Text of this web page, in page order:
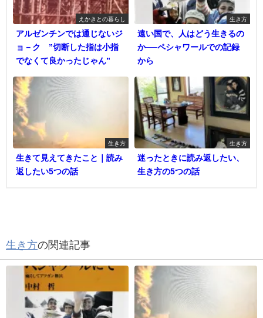
えかきとの暮らし
アルゼンチンでは通じないジ
ョ－ク ”切断した指は小指
でなくて良かったじゃん”
生き方
遠い国で、人はどう生きるの
か──ペシャワールでの記録
から
生き方
生きて見えてきたこと｜読み
返したい5つの話
生き方
迷ったときに読み返したい、
生き方の5つの話
生き方の関連記事